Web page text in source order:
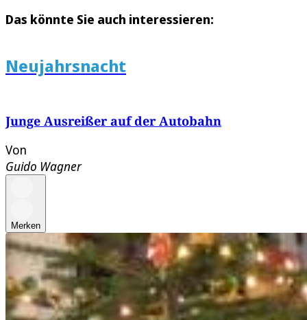
Das könnte Sie auch interessieren:
Neujahrsnacht
Junge Ausreißer auf der Autobahn
Von
Guido Wagner
Merken